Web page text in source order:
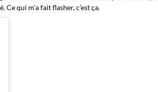
Ce qui m’a fait flasher, c’est ça.